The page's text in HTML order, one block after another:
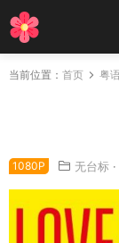
当前位置： 首页 粤
1080P 无台标 ·